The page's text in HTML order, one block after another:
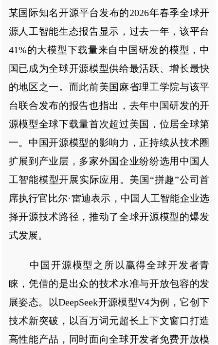
某国际知名开源平台发布的2026年春季全球开
源人工智能生态报告显示，过去一年，该平台
41%的大模型下载量来自中国研发的模型，中
国已成为全球开源模型供给最活跃、增长最快
的地区之一。而此前美国麻省理工学院与该平
台联合发布的报告也指出，去年中国研发的开
源模型全球下载量首次超过美国，位居全球第
一。中国开源模型的影响力，正持续从技术圈
扩展到产业层，多家外国企业纷纷选用中国人
工智能模型开展实际应用。美国“拼趣”公司首
席执行官比尔·雷迪表示，中国人工智能企业选
择开源技术路径，推动了全球开源模型的爆发
式发展。
中国开源模型之所以赢得全球开发者青
睐，凭借的是出众的技术水准与开放包容的发
展姿态。以DeepSeek开源模型V4为例，它创下
技术新突破，以百万词元超长上下文窗口打造
高性能产品，同时面向全球开发者免费开放模